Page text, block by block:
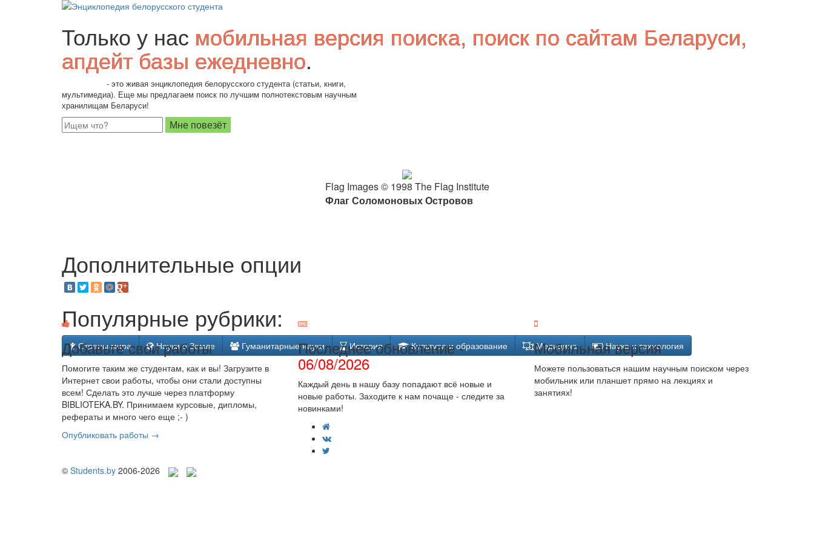
Только у нас мобильная версия поиска, поиск по сайтам Беларуси,
апдейт базы ежедневно.
- это живая энциклопедия белорусского студента (статьи, книги,
мультимедиа). Еще мы предлагаем поиск по лучшим полнотекстовым научным
хранилищам Беларуси!
Flag Images © 1998 The Flag Institute
Флаг Соломоновых Островов
Дополнительные опции
Популярные рубрики:
Страны мира Науки о Земле Гуманитарные науки История Культура и образование Медицина Наука и технология
Добавьте свои работы
Помогите таким же студентам, как и вы! Загрузите в
Интернет свои работы, чтобы они стали доступны
всем! Сделать это лучше через платформу
BIBLIOTEKA.BY. Принимаем курсовые, дипломы,
рефераты и много чего еще ;- )
Опубликовать работы →
Последнее обновление -
06/08/2026
Каждый день в нашу базу попадают всё новые и
новые работы. Заходите к нам почаще - следите за
новинками!
Мобильная версия
Можете пользоваться нашим научным поиском через
мобильник или планшет прямо на лекциях и
занятиях!
© Students.by 2006-2026